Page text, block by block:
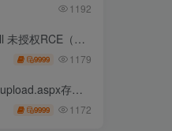
1192
63030 CVE-2026-60137）
9999 1179
存在任意文件上传
9999 1172